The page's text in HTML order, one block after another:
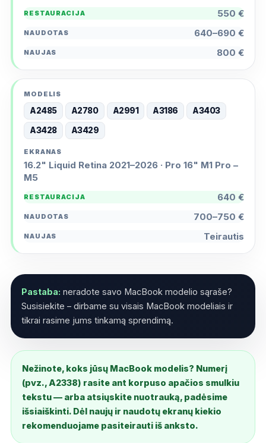
550 €
640–690 €
800 €
A2485 A2780 A2991 A3186 A3403
A3428 A3429
16.2" Liquid Retina 2021–2026 · Pro 16" M1 Pro –
M5
640 €
700–750 €
Teirautis
Pastaba: neradote savo MacBook modelio sąraše?
Susisiekite – dirbame su visais MacBook modeliais ir
tikrai rasime jums tinkamą sprendimą.
Nežinote, koks jūsų MacBook modelis? Numerį
(pvz., A2338) rasite ant korpuso apačios smulkiu
tekstu — arba atsiųskite nuotrauką, padėsime
išsiaiškinti. Dėl naujų ir naudotų ekranų kiekio
rekomenduojame pasiteirauti iš anksto.